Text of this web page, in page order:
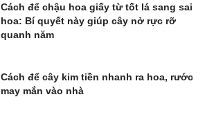
Cách để chậu hoa giấy từ tốt lá sang sai
hoa: Bí quyết này giúp cây nở rực rỡ
quanh năm
Cách để cây kim tiền nhanh ra hoa, rước
may mắn vào nhà